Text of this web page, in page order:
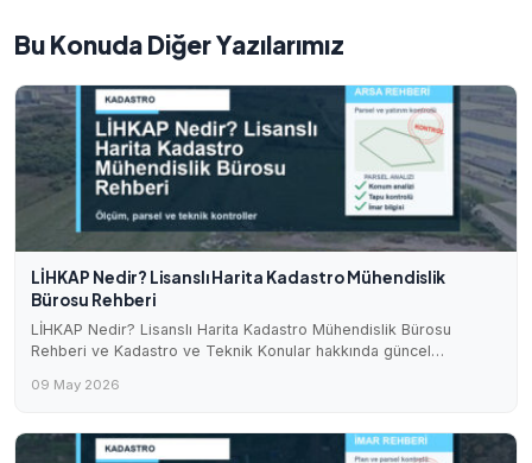
Bu Konuda Diğer Yazılarımız
LİHKAP Nedir? Lisanslı Harita Kadastro Mühendislik
Bürosu Rehberi
LİHKAP Nedir? Lisanslı Harita Kadastro Mühendislik Bürosu
Rehberi ve Kadastro ve Teknik Konular hakkında güncel…
09 May 2026